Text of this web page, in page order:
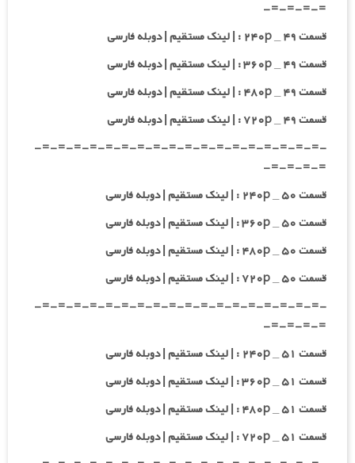
=-=-=-=-
قسمت ۴۹ _ ۲۴۰p : | لینک مستقیم | دوبله فارسی
قسمت ۴۹ _ ۳۶۰p : | لینک مستقیم | دوبله فارسی
قسمت ۴۹ _ ۴۸۰p : | لینک مستقیم | دوبله فارسی
قسمت ۴۹ _ ۷۲۰p : | لینک مستقیم | دوبله فارسی
-=-=-=-=-=-=-=-=-=-=-=-=-=-=-=-=-=-=-
=-=-=-=-
قسمت ۵۰ _ ۲۴۰p : | لینک مستقیم | دوبله فارسی
قسمت ۵۰ _ ۳۶۰p : | لینک مستقیم | دوبله فارسی
قسمت ۵۰ _ ۴۸۰p : | لینک مستقیم | دوبله فارسی
قسمت ۵۰ _ ۷۲۰p : | لینک مستقیم | دوبله فارسی
-=-=-=-=-=-=-=-=-=-=-=-=-=-=-=-=-=-=-
=-=-=-=-
قسمت ۵۱ _ ۲۴۰p : | لینک مستقیم | دوبله فارسی
قسمت ۵۱ _ ۳۶۰p : | لینک مستقیم | دوبله فارسی
قسمت ۵۱ _ ۴۸۰p : | لینک مستقیم | دوبله فارسی
قسمت ۵۱ _ ۷۲۰p : | لینک مستقیم | دوبله فارسی